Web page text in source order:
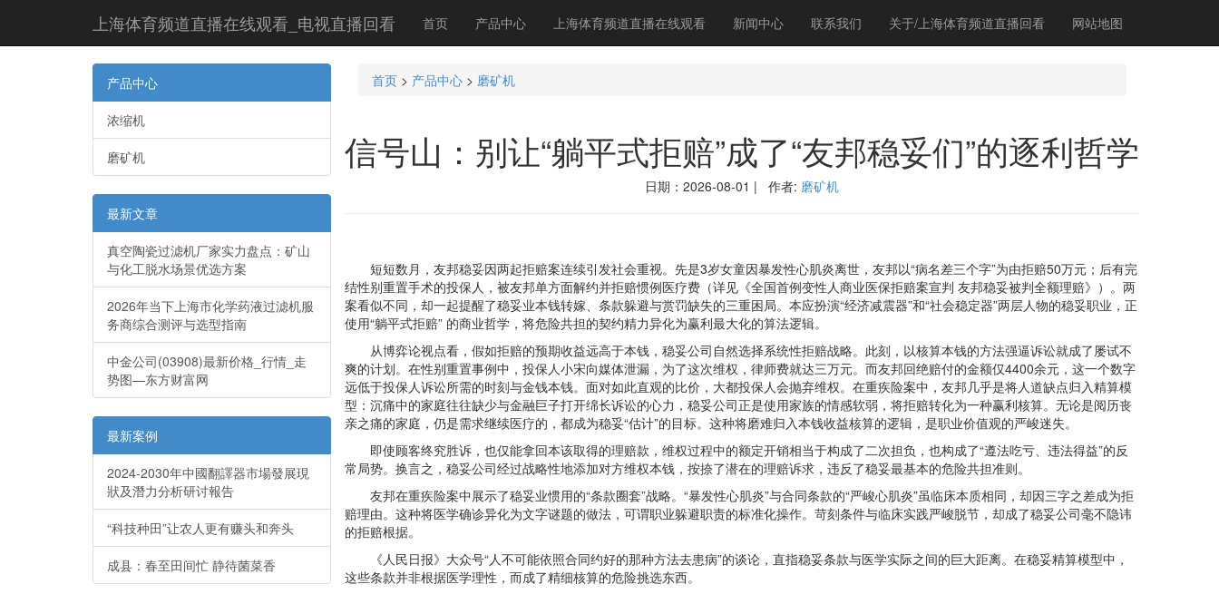
上海体育频道直播在线观看_电视直播回看 首页 产品中心 上海体育频道直播在线观看 新闻中心 联系我们 关于/上海体育频道直播回看 网站地图
产品中心
浓缩机
磨矿机
最新文章
真空陶瓷过滤机厂家实力盘点：矿山
与化工脱水场景优选方案
2026年当下上海市化学药液过滤机服
务商综合测评与选型指南
中金公司(03908)最新价格_行情_走
势图—东方财富网
最新案例
2024-2030年中國翻譯器市場發展現
狀及潛力分析研讨報告
“科技种田”让农人更有赚头和奔头
成县：春至田间忙 静待菌菜香
首页> 产品中心> 磨矿机
信号山：别让“躺平式拒赔”成了“友邦稳妥们”的逐利哲学
日期：2026-08-01 | 作者: 磨矿机
短短数月，友邦稳妥因两起拒赔案连续引发社会重视。先是3岁女童因暴发性心肌炎离世，友邦以“病名差三个字”为由拒赔50万元；后有完
结性别重置手术的投保人，被友邦单方面解约并拒赔惯例医疗费（详见《全国首例变性人商业医保拒赔案宣判 友邦稳妥被判全额理赔》）。两
案看似不同，却一起提醒了稳妥业本钱转嫁、条款躲避与赏罚缺失的三重困局。本应扮演“经济减震器”和“社会稳定器”两层人物的稳妥职业，正
使用“躺平式拒赔” 的商业哲学，将危险共担的契约精力异化为赢利最大化的算法逻辑。
从博弈论视点看，假如拒赔的预期收益远高于本钱，稳妥公司自然选择系统性拒赔战略。此刻，以核算本钱的方法强逼诉讼就成了屡试不
爽的计划。在性别重置事例中，投保人小宋向媒体泄漏，为了这次维权，律师费就达三万元。而友邦回绝赔付的金额仅4400余元，这一个数字
远低于投保人诉讼所需的时刻与金钱本钱。面对如此直观的比价，大都投保人会抛弃维权。在重疾险案中，友邦几乎是将人道缺点归入精算模
型：沉痛中的家庭往往缺少与金融巨子打开绵长诉讼的心力，稳妥公司正是使用家族的情感软弱，将拒赔转化为一种赢利核算。无论是阅历丧
亲之痛的家庭，仍是需求继续医疗的，都成为稳妥“估计”的目标。这种将磨难归入本钱收益核算的逻辑，是职业价值观的严峻迷失。
即使顾客终究胜诉，也仅能拿回本该取得的理赔款，维权过程中的额定开销相当于构成了二次担负，也构成了“遵法吃亏、违法得益”的反
常局势。换言之，稳妥公司经过战略性地添加对方维权本钱，按捺了潜在的理赔诉求，违反了稳妥最基本的危险共担准则。
友邦在重疾险案中展示了稳妥业惯用的“条款圈套”战略。“暴发性心肌炎”与合同条款的“严峻心肌炎”虽临床本质相同，却因三字之差成为拒
赔理由。这种将医学确诊异化为文字谜题的做法，可谓职业躲避职责的标准化操作。苛刻条件与临床实践严峻脱节，却成了稳妥公司毫不隐讳
的拒赔根据。
《人民日报》大众号“人不可能依照合同约好的那种方法去患病”的谈论，直指稳妥条款与医学实际之间的巨大距离。在稳妥精算模型中，
这些条款并非根据医学理性，而成了精细核算的危险挑选东西。